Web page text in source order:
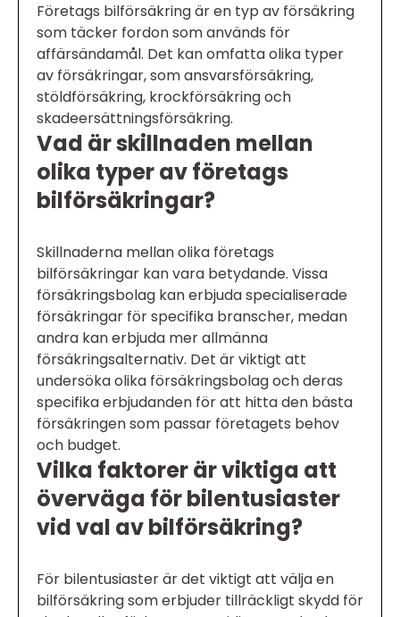
Företags bilförsäkring är en typ av försäkring
som täcker fordon som används för
affärsändamål. Det kan omfatta olika typer
av försäkringar, som ansvarsförsäkring,
stöldförsäkring, krockförsäkring och
skadeersättningsförsäkring.
Vad är skillnaden mellan
olika typer av företags
bilförsäkringar?
Skillnaderna mellan olika företags
bilförsäkringar kan vara betydande. Vissa
försäkringsbolag kan erbjuda specialiserade
försäkringar för specifika branscher, medan
andra kan erbjuda mer allmänna
försäkringsalternativ. Det är viktigt att
undersöka olika försäkringsbolag och deras
specifika erbjudanden för att hitta den bästa
försäkringen som passar företagets behov
och budget.
Vilka faktorer är viktiga att
överväga för bilentusiaster
vid val av bilförsäkring?
För bilentusiaster är det viktigt att välja en
bilförsäkring som erbjuder tillräckligt skydd för